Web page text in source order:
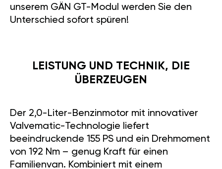
unserem GÄN GT-Modul werden Sie den
Unterschied sofort spüren!
LEISTUNG UND TECHNIK, DIE
ÜBERZEUGEN
Der 2,0-Liter-Benzinmotor mit innovativer
Valvematic-Technologie liefert
beeindruckende 155 PS und ein Drehmoment
von 192 Nm – genug Kraft für einen
Familienvan. Kombiniert mit einem